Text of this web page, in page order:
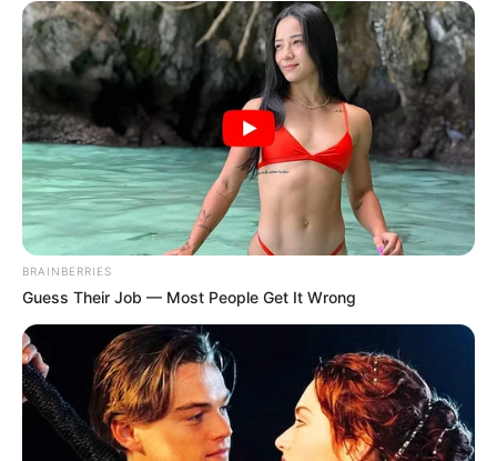
BRAINBERRIES
Guess Their Job — Most People Get It Wrong